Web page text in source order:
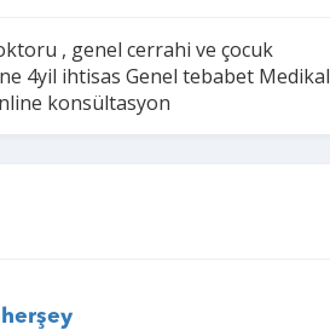
, genel cerrahi ve çocuk
4yil ihtisas Genel tebabet Medikal
konsültasyon